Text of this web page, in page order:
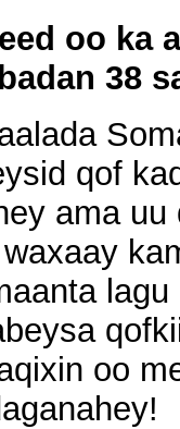
oo ka
38
qof
ama uu
oo